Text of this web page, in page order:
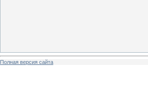
Полная версия сайта